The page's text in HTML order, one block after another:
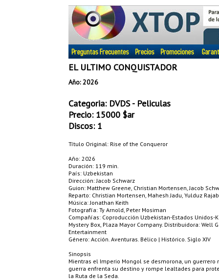
EL ULTIMO CONQUISTADOR
Año: 2026
Categoria: DVDS - Peliculas
Precio: 15000 $ar
Discos: 1
Título Original: Rise of the Conqueror
Año: 2026
Duración: 119 min.
País: Uzbekistan
Dirección: Jacob Schwarz
Guion: Matthew Greene, Christian Mortensen, Jacob
Reparto: Christian Mortensen, Mahesh Jadu, Yulduz
Música: Jonathan Keith
Fotografía: Ty Arnold, Peter Mosiman
Compañías: Coproducción Uzbekistan-Estados Unidos-
Mystery Box, Plaza Mayor Company. Distribuidora: Well
Entertainment
Género: Acción. Aventuras. Bélico | Histórico. Siglo XIV
Sinopsis
Mientras el Imperio Mongol se desmorona, un guerrero
guerra enfrenta su destino y rompe lealtades para
la Ruta de la Seda.